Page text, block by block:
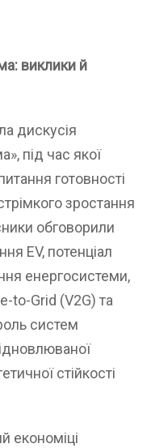
виклики й
дискусія
під час якої
готовності
зростання
обговорили
EV, потенціал
енергосистеми,
to-Grid (V2G) та
систем
стійкості
економіці